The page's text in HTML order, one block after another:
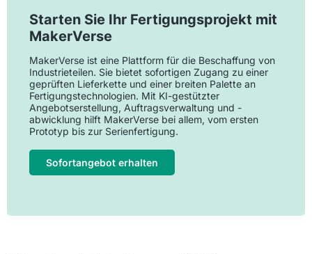
Starten Sie Ihr Fertigungsprojekt mit
MakerVerse
MakerVerse ist eine Plattform für die Beschaffung von
Industrieteilen. Sie bietet sofortigen Zugang zu einer
geprüften Lieferkette und einer breiten Palette an
Fertigungstechnologien. Mit KI-gestützter
Angebotserstellung, Auftragsverwaltung und -
abwicklung hilft MakerVerse bei allem, vom ersten
Prototyp bis zur Serienfertigung.
Sofortangebot erhalten